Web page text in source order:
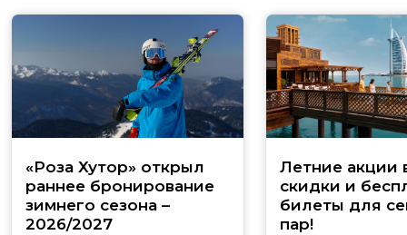
«Роза Хутор» открыл
раннее бронирование
зимнего сезона –
2026/2027
Летние акции
скидки и
билеты для
пар!